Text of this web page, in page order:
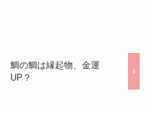
鯛の鯛は縁起物、金運
UP？